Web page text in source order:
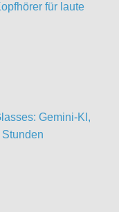
für laute
Gemini-KI,